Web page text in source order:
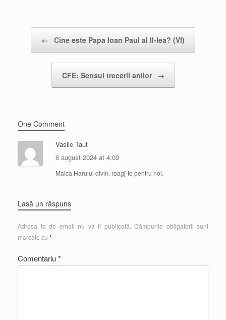
← Cine este Papa Ioan Paul al II-lea? (VI)
CFE: Sensul trecerii anilor →
One Comment
Vasile Taut
6 august 2024 at 4:09
Maica Harului divin, roag[-te pentru noi.
Lasă un răspuns
Adresa ta de email nu va fi publicată. Câmpurile obligatorii sunt
marcate cu *
Comentariu*